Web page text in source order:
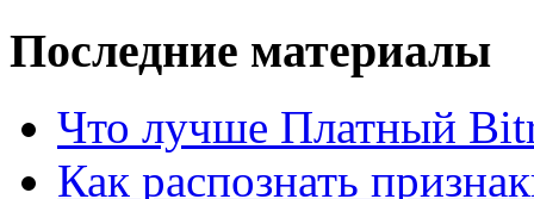
Последние материалы
Что лучше Платный
Как распознать